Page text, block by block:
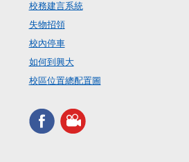
校務建言系統
失物招領
校內停車
如何到興大
校區位置總配置圖